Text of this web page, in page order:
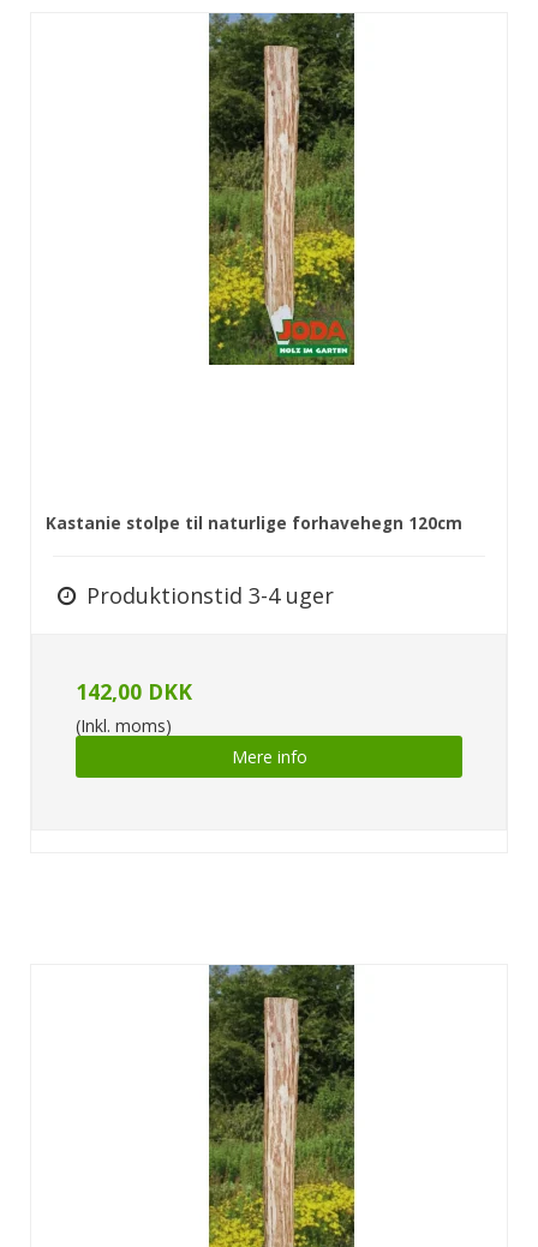
Kastanie stolpe til naturlige forhavehegn 120cm
Produktionstid 3-4 uger
142,00 DKK
(Inkl. moms)
Mere info